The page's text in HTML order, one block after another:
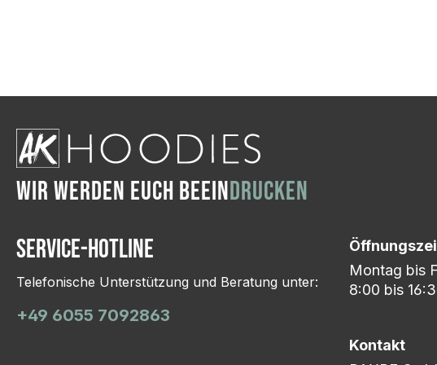
Hasselroth und einem
Wir ändern das Motiv so lange
WIR WERDEN EUCH BEEINDRUCKEN
Service-Hotline
Telefonische Unterstützung und Beratung unter:
+49 6055 7092863
Montag bis
8:00 bis
Kontakt